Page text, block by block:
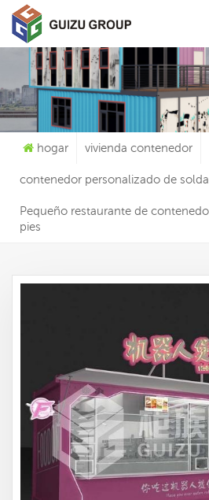
Qué Estás
hogar vivienda contenedor
contenedor personalizado de
Pequeño restaurante de
pies